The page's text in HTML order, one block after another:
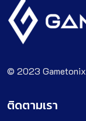
© 2023
ติดตามเรา